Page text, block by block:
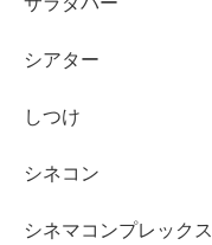
シアター
しつけ
シネコン
シネマコンプレックス